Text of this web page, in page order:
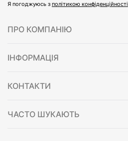
Я погоджуюсь з політикою конфіденційності
ПРО КОМПАНІЮ
ІНФОРМАЦІЯ
КОНТАКТИ
ЧАСТО ШУКАЮТЬ